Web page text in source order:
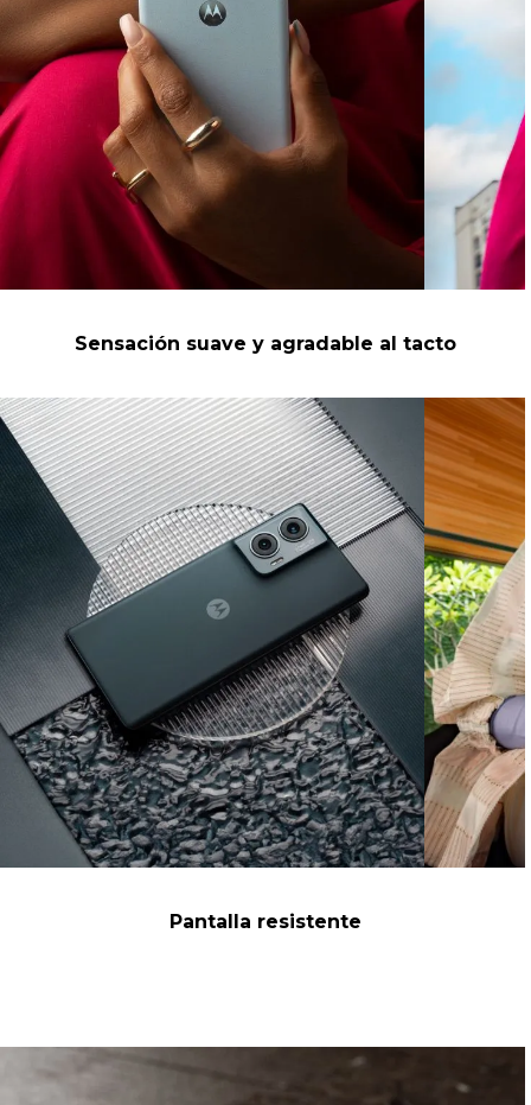
Sensación suave y agradable al tacto
Pantalla resistente